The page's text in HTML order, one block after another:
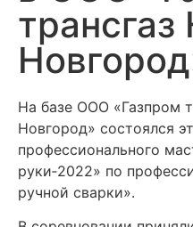
На базе ООО «Газпром
Новгород» состоялся
профессионального
руки‑2022» по
ручной сварки».